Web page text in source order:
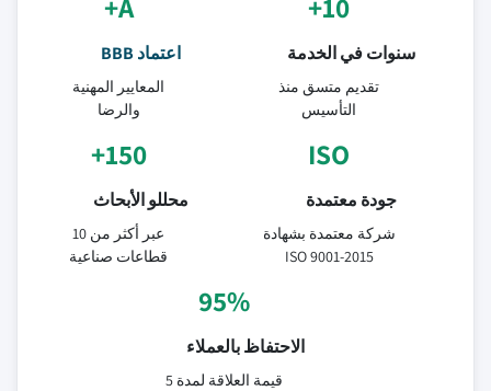
سنوات في الخدمة
تقديم متسق منذ
التأسيس
اعتماد BBB
المعايير المهنية
والرضا
ISO
جودة معتمدة
شركة معتمدة بشهادة
ISO 9001-2015
150+
محللو الأبحاث
عبر أكثر من 10
قطاعات صناعية
95%
الاحتفاظ بالعملاء
قيمة العلاقة لمدة 5